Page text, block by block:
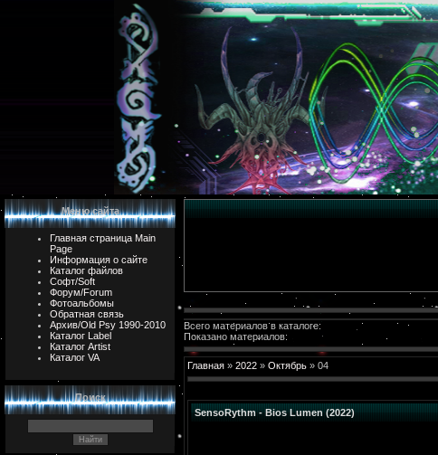
Меню сайта
Главная страница Main
Page
Информация о сайте
Каталог файлов
Софт/Soft
Форум/Forum
Фотоальбомы
Обратная связь
Архив/Old Psy 1990-2010
Каталог Label
Каталог Artist
Каталог VA
Поиск
Всего материалов в каталоге:
Показано материалов:
Главная » 2022 » Октябрь » 04
SensoRythm - Bios Lumen (2022)